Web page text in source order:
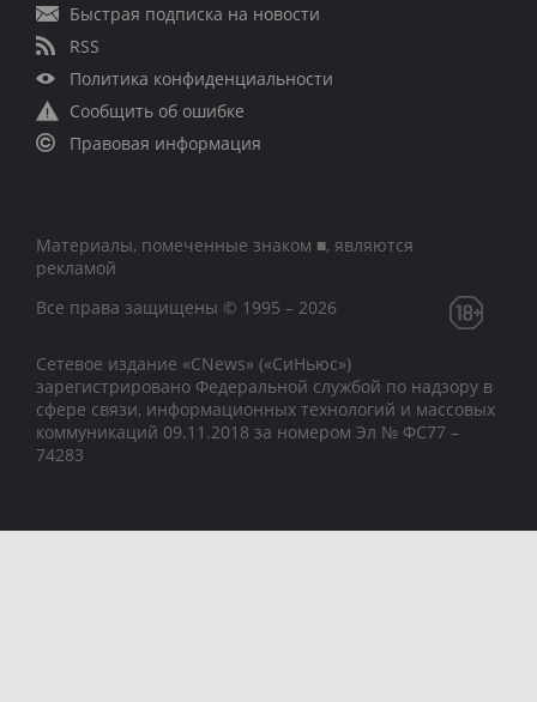
Быстрая подписка на новости
RSS
Политика конфиденциальности
Сообщить об ошибке
Правовая информация
Материалы, помеченные знаком ■, являются
рекламой
Все права защищены © 1995 – 2026
Сетевое издание «CNews» («СиНьюс»)
зарегистрировано Федеральной службой по надзору в
сфере связи, информационных технологий и массовых
коммуникаций 09.11.2018 за номером Эл № ФС77 –
74283